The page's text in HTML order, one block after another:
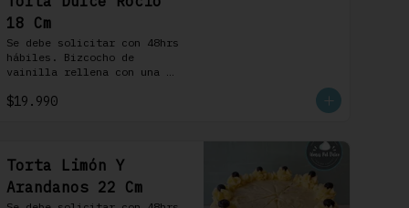
18 Cm
Se debe solicitar con 48hrs
hábiles. Bizcocho de
vainilla rellena con una
saborizada con dulce de
$19.990
Torta Limón Y
Arandanos 22 Cm